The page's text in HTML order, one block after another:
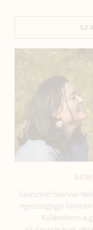
Sziasztok! Szarvas
egészségügyi
Küldetésem a